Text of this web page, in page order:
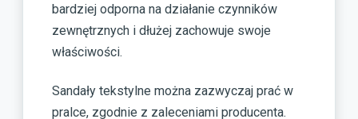
bardziej odporna na działanie czynników
zewnętrznych i dłużej zachowuje swoje
właściwości.
Sandały tekstylne można zazwyczaj prać w
pralce, zgodnie z zaleceniami producenta.